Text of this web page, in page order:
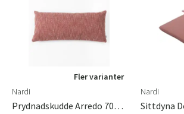
Fler varianter
Nardi
Prydnadskudde Arredo 70x30 Maximo Cannella Sun
Nardi